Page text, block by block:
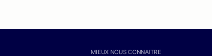
MIEUX NOUS CONNAITRE